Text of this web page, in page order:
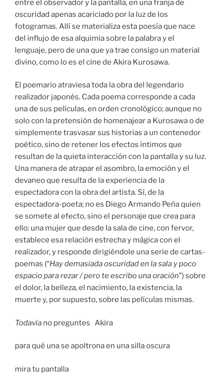
entre el observador y la pantalla, en una franja de
oscuridad apenas acariciado por la luz de los
fotogramas. Allí se materializa esta poesía que nace
del influjo de esa alquimia sobre la palabra y el
lenguaje, pero de una que ya trae consigo un material
divino, como lo es el cine de Akira Kurosawa.
El poemario atraviesa toda la obra del legendario
realizador japonés. Cada poema corresponde a cada
una de sus películas, en orden cronológico; aunque no
solo con la pretensión de homenajear a Kurosawa o de
simplemente trasvasar sus historias a un contenedor
poético, sino de retener los efectos íntimos que
resultan de la quieta interacción con la pantalla y su luz.
Una manera de atrapar el asombro, la emoción y el
devaneo que resulta de la experiencia de la
espectadora con la obra del artista. Sí, de la
espectadora-poeta; no es Diego Armando Peña quien
se somete al efecto, sino el personaje que crea para
ello: una mujer que desde la sala de cine, con fervor,
establece esa relación estrecha y mágica con el
realizador, y responde dirigiéndole una serie de cartas-
poemas (“Hay demasiada oscuridad en la sala y poco
espacio para rezar / pero te escribo una oración”) sobre
el dolor, la belleza, el nacimiento, la existencia, la
muerte y, por supuesto, sobre las películas mismas.
Todavía no preguntes Akira
para qué una se apoltrona en una silla oscura
mira tu pantalla